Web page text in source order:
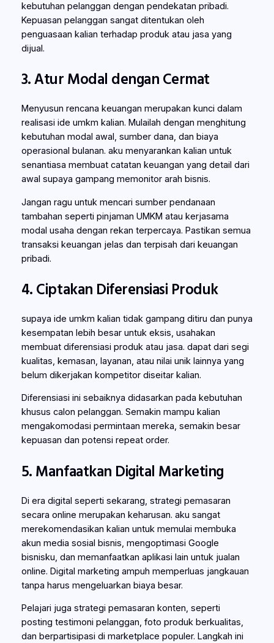
kebutuhan pelanggan dengan pendekatan pribadi.
Kepuasan pelanggan sangat ditentukan oleh
penguasaan kalian terhadap produk atau jasa yang
dijual.
3. Atur Modal dengan Cermat
Menyusun rencana keuangan merupakan kunci dalam
realisasi ide umkm kalian. Mulailah dengan menghitung
kebutuhan modal awal, sumber dana, dan biaya
operasional bulanan. aku menyarankan kalian untuk
senantiasa membuat catatan keuangan yang detail dari
awal supaya gampang memonitor arah bisnis.
Jangan ragu untuk mencari sumber pendanaan
tambahan seperti pinjaman UMKM atau kerjasama
modal usaha dengan rekan terpercaya. Pastikan semua
transaksi keuangan jelas dan terpisah dari keuangan
pribadi.
4. Ciptakan Diferensiasi Produk
supaya ide umkm kalian tidak gampang ditiru dan punya
kesempatan lebih besar untuk eksis, usahakan
membuat diferensiasi produk atau jasa. dapat dari segi
kualitas, kemasan, layanan, atau nilai unik lainnya yang
belum dikerjakan kompetitor diseitar kalian.
Diferensiasi ini sebaiknya didasarkan pada kebutuhan
khusus calon pelanggan. Semakin mampu kalian
mengakomodasi permintaan mereka, semakin besar
kepuasan dan potensi repeat order.
5. Manfaatkan Digital Marketing
Di era digital seperti sekarang, strategi pemasaran
secara online merupakan keharusan. aku sangat
merekomendasikan kalian untuk memulai membuka
akun media sosial bisnis, mengoptimasi Google
bisnisku, dan memanfaatkan aplikasi lain untuk jualan
online. Digital marketing ampuh memperluas jangkauan
tanpa harus mengeluarkan biaya besar.
Pelajari juga strategi pemasaran konten, seperti
posting testimoni pelanggan, foto produk berkualitas,
dan berpartisipasi di marketplace populer. Langkah ini